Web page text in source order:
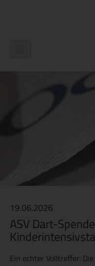
19.06.2026
ASV Dart-
Ein echter Volltreffer: